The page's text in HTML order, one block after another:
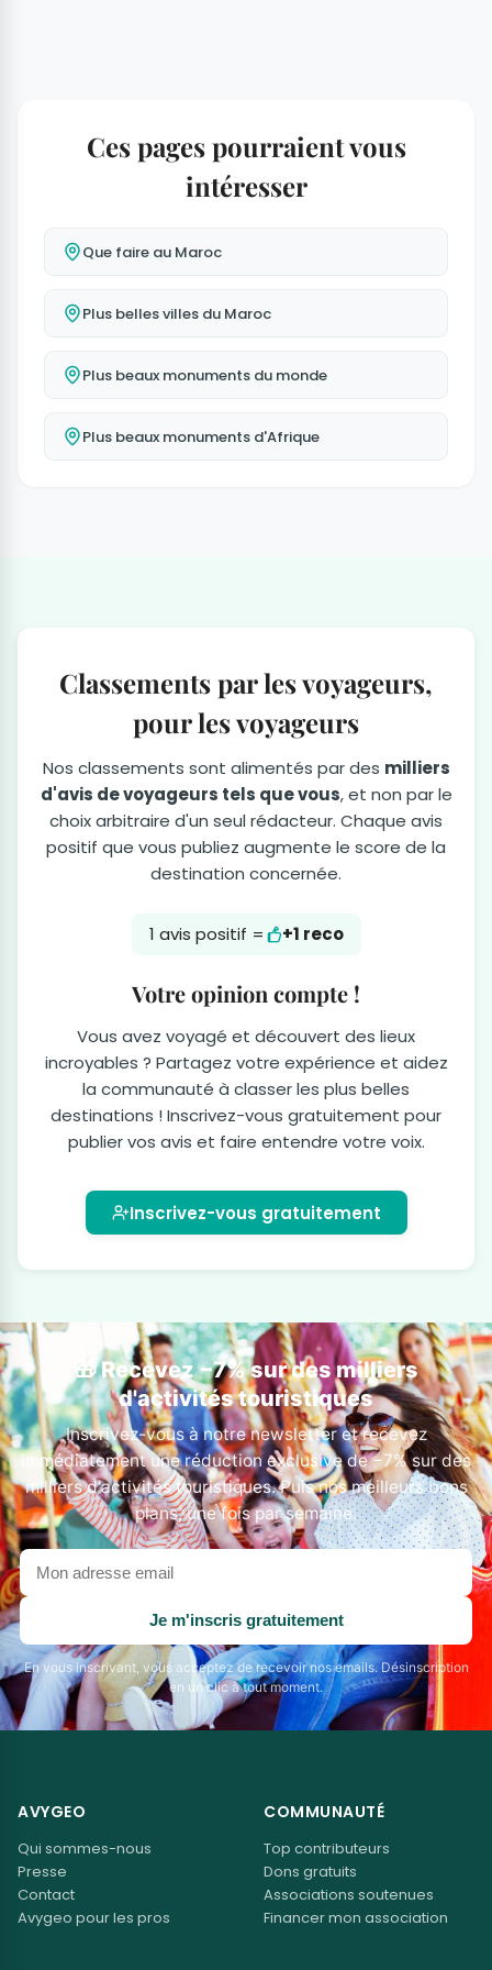
Ces pages pourraient vous
intéresser
Que faire au Maroc
Plus belles villes du Maroc
Plus beaux monuments du monde
Plus beaux monuments d'Afrique
Classements par les voyageurs,
pour les voyageurs
Nos classements sont alimentés par des milliers
d'avis de voyageurs tels que vous, et non par le
choix arbitraire d'un seul rédacteur. Chaque avis
positif que vous publiez augmente le score de la
destination concernée.
1 avis positif = +1 reco
Votre opinion compte !
Vous avez voyagé et découvert des lieux
incroyables ? Partagez votre expérience et aidez
la communauté à classer les plus belles
destinations ! Inscrivez-vous gratuitement pour
publier vos avis et faire entendre votre voix.
Inscrivez-vous gratuitement
🎁 Recevez −7% sur des milliers
d'activités touristiques
Inscrivez-vous à notre newsletter et recevez
immédiatement une réduction exclusive de −7% sur des
milliers d'activités touristiques. Puis nos meilleurs bons
plans, une fois par semaine.
Votre
adresse
email
Je m'inscris gratuitement
En vous inscrivant, vous acceptez de recevoir nos emails. Désinscription
en un clic à tout moment.
AVYGEO
Qui sommes-nous
Presse
Contact
Avygeo pour les pros
COMMUNAUTÉ
Top contributeurs
Dons gratuits
Associations soutenues
Financer mon association